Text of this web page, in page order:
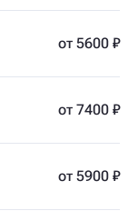
от 5600 ₽
от 7400 ₽
от 5900 ₽